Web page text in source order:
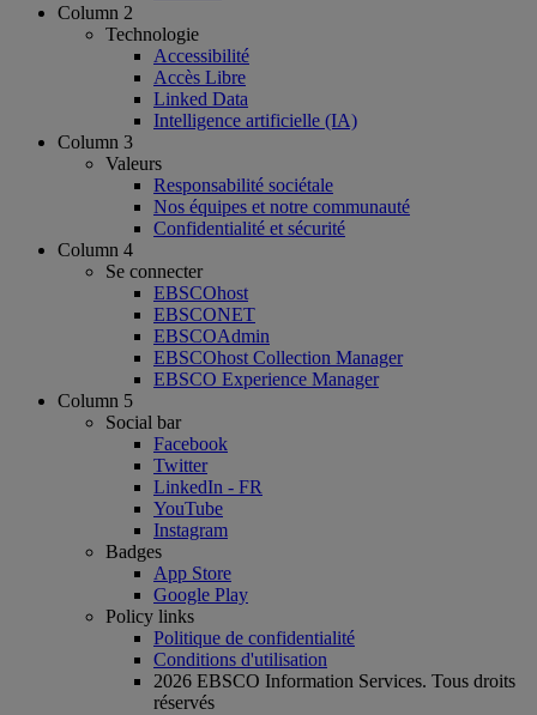
Column 2
Technologie
Accessibilité
Accès Libre
Linked Data
Intelligence artificielle (IA)
Column 3
Valeurs
Responsabilité sociétale
Nos équipes et notre communauté
Confidentialité et sécurité
Column 4
Se connecter
EBSCOhost
EBSCONET
EBSCOAdmin
EBSCOhost Collection Manager
EBSCO Experience Manager
Column 5
Social bar
Facebook
Twitter
LinkedIn - FR
YouTube
Instagram
Badges
App Store
Google Play
Policy links
Politique de confidentialité
Conditions d'utilisation
2026 EBSCO Information Services. Tous droits
réservés